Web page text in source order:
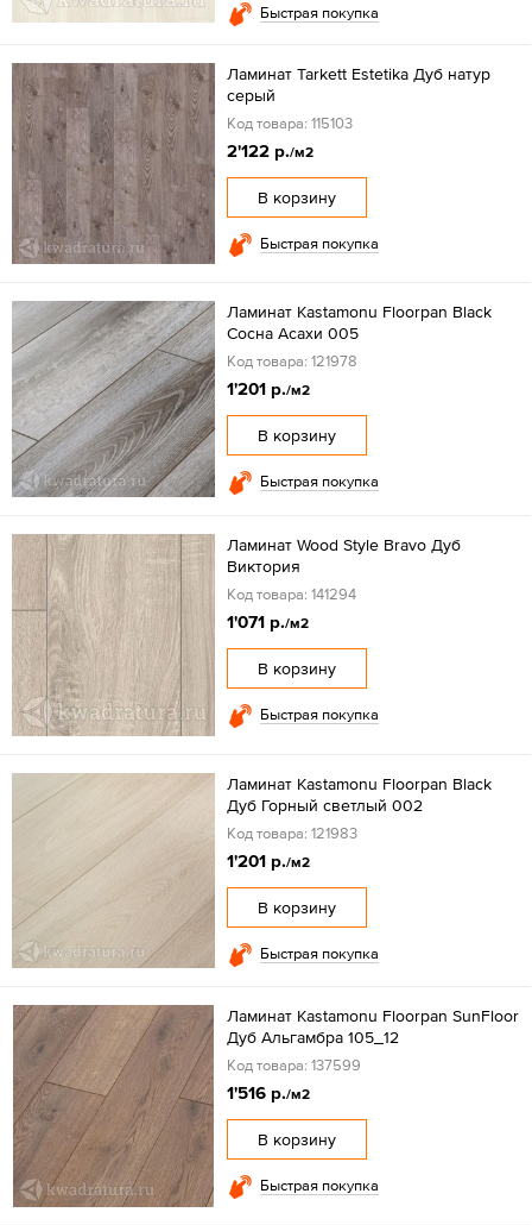
Быстрая покупка
Ламинат Tarkett Estetika Дуб натур
серый
Код товара: 115103
2'122 р./м2
В корзину
Быстрая покупка
Ламинат Kastamonu Floorpan Black
Сосна Асахи 005
Код товара: 121978
1'201 р./м2
В корзину
Быстрая покупка
Ламинат Wood Style Bravo Дуб
Виктория
Код товара: 141294
1'071 р./м2
В корзину
Быстрая покупка
Ламинат Kastamonu Floorpan Black
Дуб Горный светлый 002
Код товара: 121983
1'201 р./м2
В корзину
Быстрая покупка
Ламинат Kastamonu Floorpan SunFloor
Дуб Альгамбра 105_12
Код товара: 137599
1'516 р./м2
В корзину
Быстрая покупка